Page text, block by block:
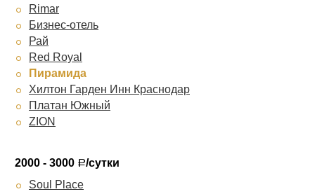
Rimar
Бизнес-отель
Рай
Red Royal
Пирамида
Хилтон Гарден Инн Краснодар
Платан Южный
ZION
2000 - 3000 Р/сутки
Soul Place